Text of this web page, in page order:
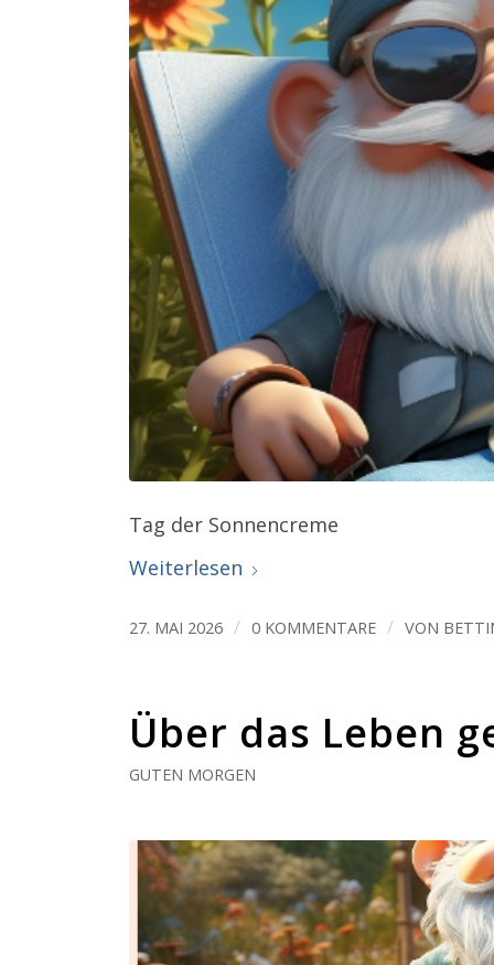
Tag der Sonnencreme
Weiterlesen
27. MAI 2026 / 0 KOMMENTARE / VON
Über das Leben
GUTEN MORGEN